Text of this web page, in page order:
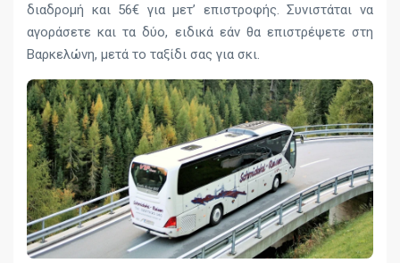
διαδρομή και 56€ για μετ’ επιστροφής. Συνιστάται να
αγοράσετε και τα δύο, ειδικά εάν θα επιστρέψετε στη
Βαρκελώνη, μετά το ταξίδι σας για σκι.